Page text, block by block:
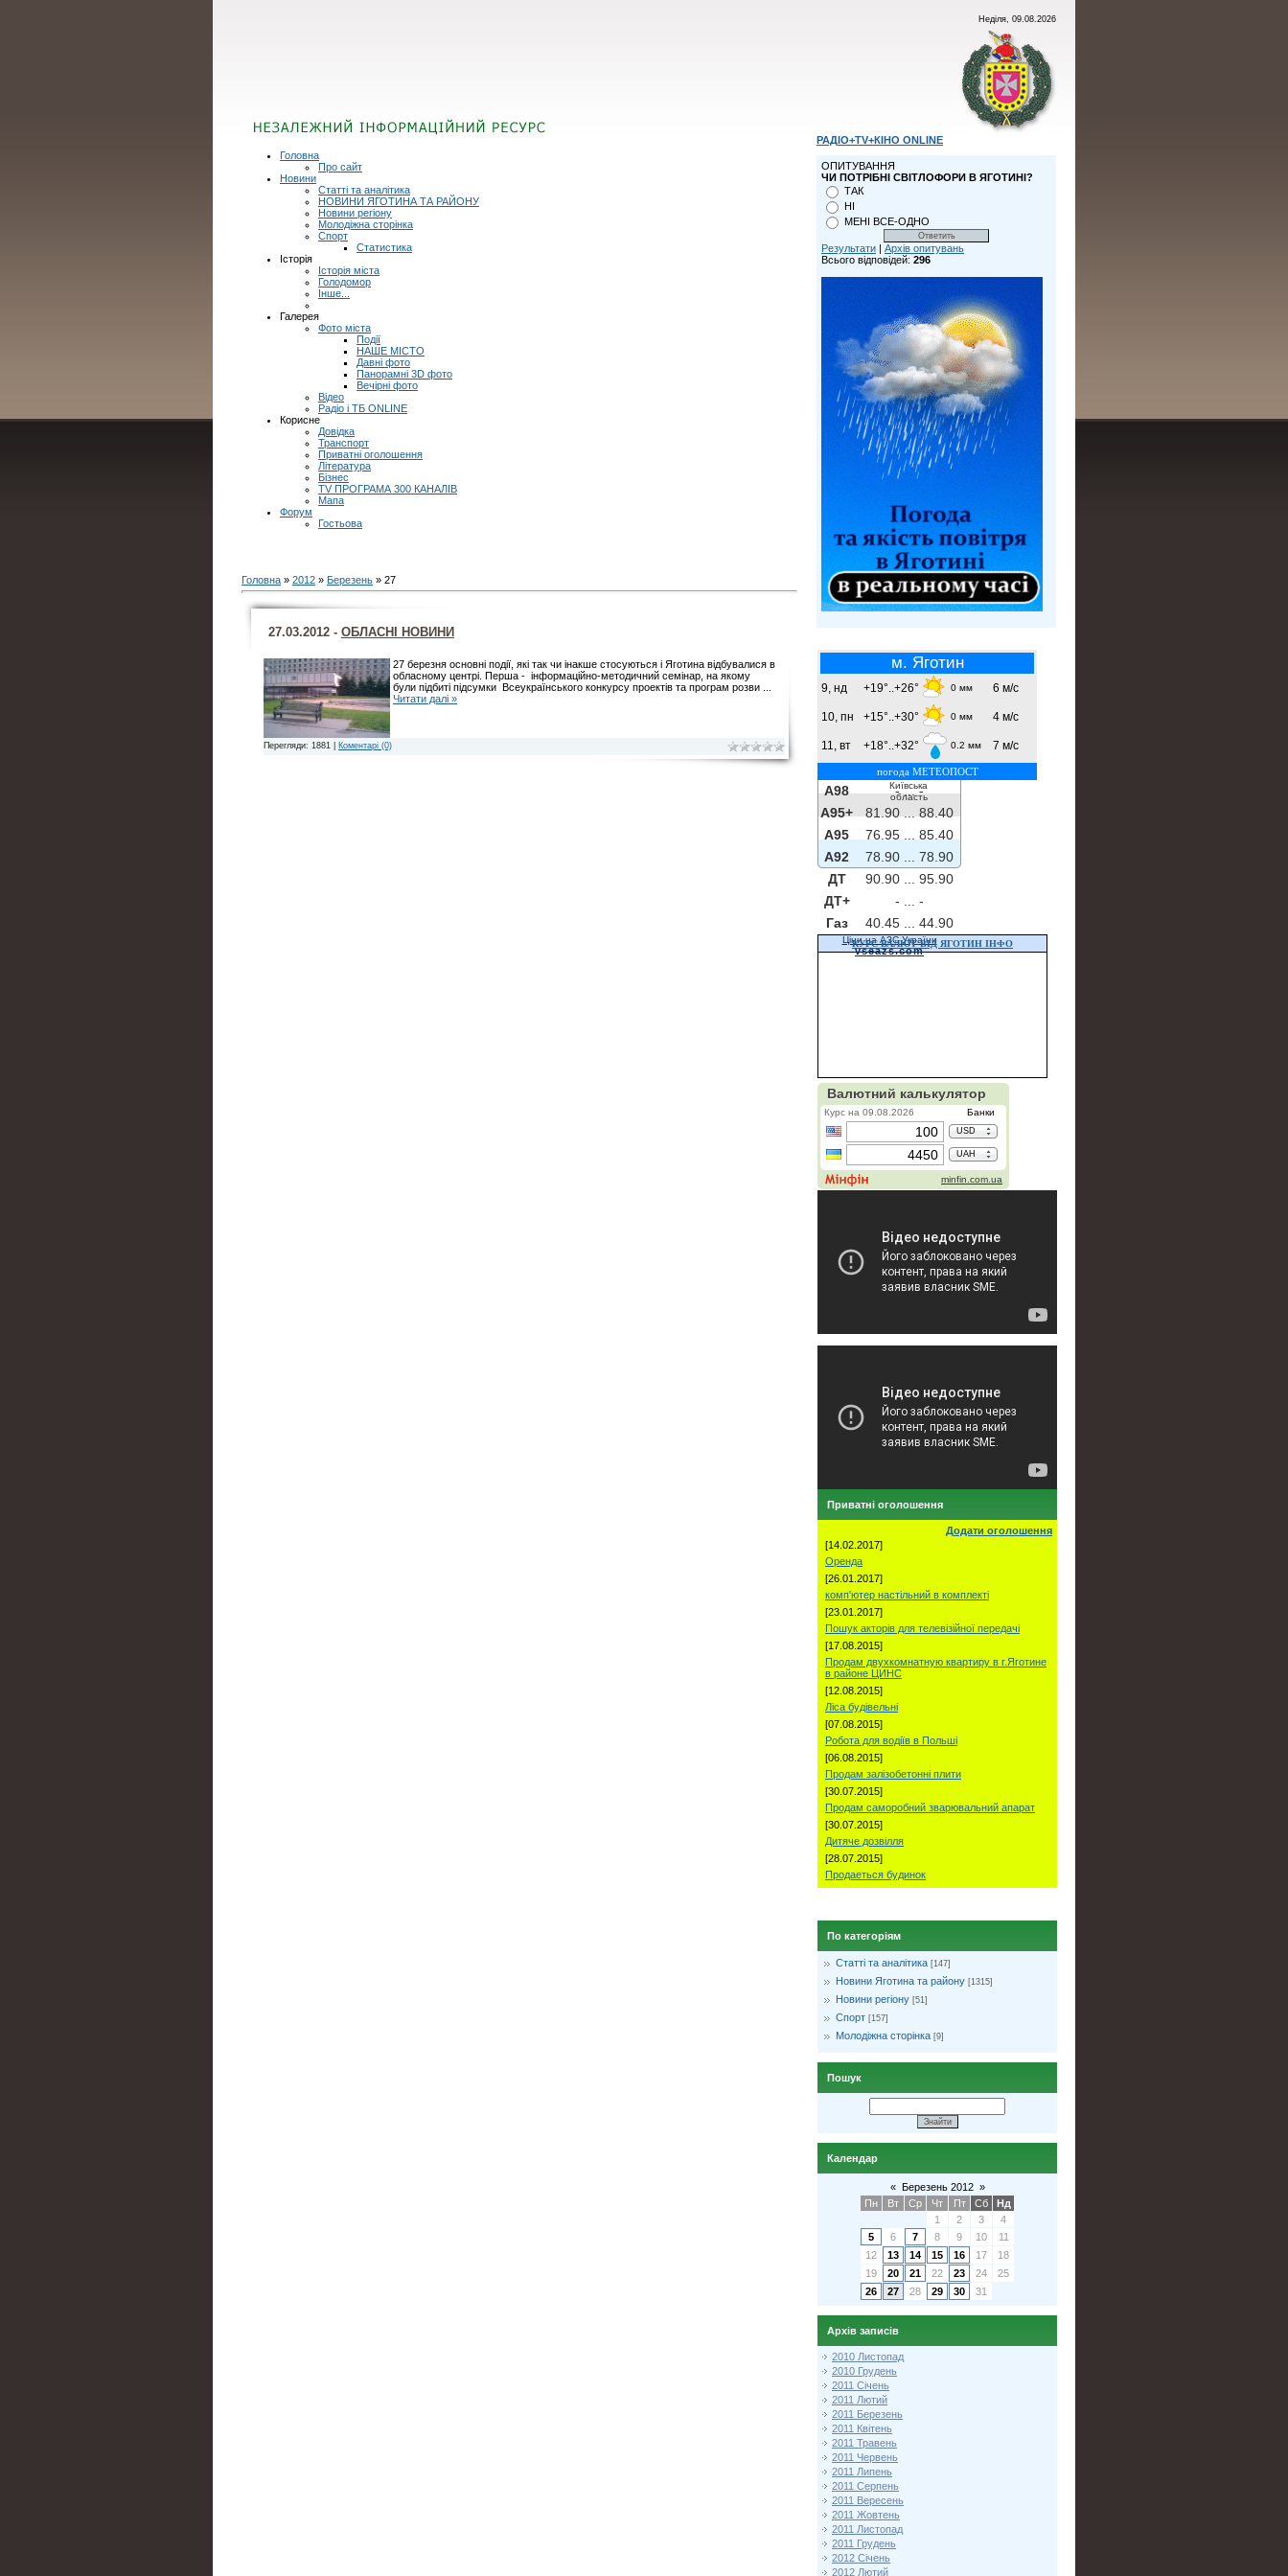
Неділя, 09.08.2026
Головна
Про сайт
Новини
Статті та аналітика
НОВИНИ ЯГОТИНА ТА РАЙОНУ
Новини регіону
Молодіжна сторінка
Спорт
Статистика
Історія
Історія міста
Голодомор
Інше...
Галерея
Фото міста
Події
НАШЕ МІСТО
Давні фото
Панорамні 3D фото
Вечірні фото
Відео
Радіо і ТБ ONLINE
Корисне
Довідка
Транспорт
Приватні оголошення
Література
Бізнес
TV ПРОГРАМА 300 КАНАЛІВ
Мапа
Форум
Гостьова
Головна » 2012 » Березень » 27
27.03.2012 - ОБЛАСНІ НОВИНИ
27 березня основні події, які так чи інакше стосуються і Яготина відбувалися в
обласному центрі. Перша - інформаційно-методичний семінар, на якому
були підбиті підсумки Всеукраїнського конкурсу проектів та програм розви
Читати далі »
Перегляди: 1881 | Коментарі (0)
РАДІО+TV+КІНО ONLINE
ОПИТУВАННЯ
ЧИ ПОТРІБНІ СВІТЛОФОРИ В ЯГОТИНІ?
ТАК
НІ
МЕНІ ВСЕ-ОДНО
Результати | Архів опитувань
Всього відповідей: 296
м. Яготин
9, нд +19°..+26° 0 мм 6 м/с
10, пн +15°..+30° 0 мм 4 м/с
11, вт +18°..+32° 0.2 мм 7 м/с
погода МЕТЕОПОСТ
Київська
область
A98 - ...-
A95+
81.90 ...
88.40
A95
76.95 ...
85.40
A92
78.90 ...
78.90
ДТ
90.90 ...
95.90
ДТ+
- ...
-
Газ
40.45 ... 44.90
Ціни на АЗС України
vseazs.com
КУРС ВАЛЮТ ВІД ЯГОТИН ІНФО
Приватні оголошення
Додати оголошення
[14.02.2017]
Оренда
[26.01.2017]
комп'ютер настільний в комплекті
[23.01.2017]
Пошук акторів для телевізійної передачі
[17.08.2015]
Продам двухкомнатную квартиру в г.Яготине
в районе ЦИНС
[12.08.2015]
Ліса будівельні
[07.08.2015]
Робота для водіїв в Польші
[06.08.2015]
Продам залізобетонні плити
[30.07.2015]
Продам саморобний зварювальний апарат
[30.07.2015]
Дитяче дозвілля
[28.07.2015]
Продаеться будинок
По категоріям
Статті та аналітика [147]
Новини Яготина та району [1315]
Новини регіону [51]
Спорт [157]
Молодіжна сторінка [9]
Пошук
Календар
« Березень 2012 »
Пн
Вт Ср Чт Пт Сб
Нд
1
2 3
4
5
6 7 8 9 10
11
12
13 14 15 16 17
18
19
20 21 22 23 24
25
26
27 28 29 30 31
Архів записів
2010 Листопад
2010 Грудень
2011 Січень
2011 Лютий
2011 Березень
2011 Квітень
2011 Травень
2011 Червень
2011 Липень
2011 Серпень
2011 Вересень
2011 Жовтень
2011 Листопад
2011 Грудень
2012 Січень
2012 Лютий